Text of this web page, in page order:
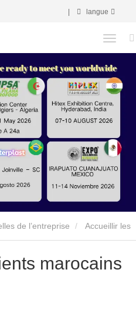
langue
de l’entreprise
marocains